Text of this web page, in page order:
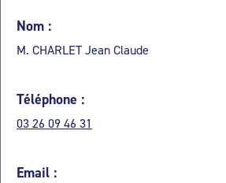
Nom :
M. CHARLET Jean Claude
Téléphone :
03 26 09 46 31
Email :